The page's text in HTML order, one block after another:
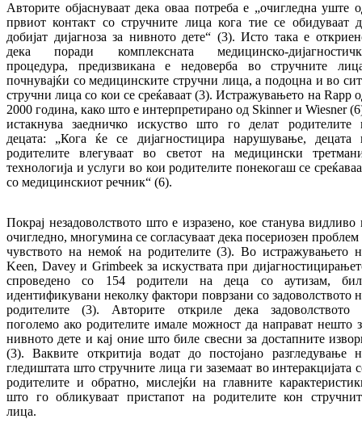
Авторите објаснуваат дека оваа потреба е „очигледна уште
првиот контакт со стручните лица кога тие се обидуваат
добијат дијагноза за нивното дете“ (3). Исто така е
дека поради комплексната медицинско-
процедура, предизвикана е недоверба во стручните
почнувајќи со медицинските стручни лица, а подоцна и во
стручни лица со кои се среќаваат (3). Истражувањето на Rapp
2000 година, како што е интерпретирано од Skinner и Wiesner
истакнува заедничко искуство што го делат родителите
децата: „Кога ќе се дијагностицира нарушување, децата
родителите влегуваат во светот на медицински
технологија и услуги во кои родителите понекогаш се
со медицинскиот речник“ (6).
Покрај незадоволството што е изразено, кое станува видливо
очигледно, многумина се согласуваат дека посериозен проблем
чувството на немоќ на родителите (3). Во истражувањето
Keen, Davey и Grimbeek за искуствата при
спроведено со 154 родители на деца со аутизам,
идентификувани неколку фактори поврзани со задоволството
родителите (3). Авторите откриле дека задоволството
поголемо ако родителите имале можност да направат нешто
нивното дете и кај оние што биле свесни за достапните
(3). Ваквите откритија водат до постојано разгледување
гледиштата што стручните лица ги заземаат во интеракцијата
родителите и обратно, мислејќи на главните
што го обликуваат пристапот на родителите кон
лица.